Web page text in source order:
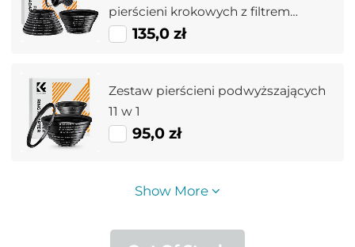
pierścieni krokowych z filtrem
obiektywu aparatu (zawiera 9 szt.
obniżających)
135,0 zł
Zestaw pierścieni podwyższających
11 w 1
95,0 zł
Show More